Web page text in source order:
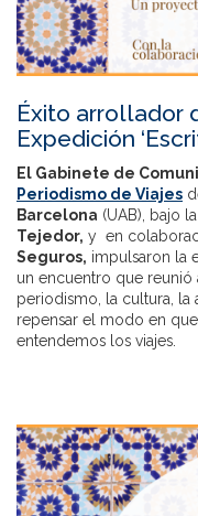
Éxito arrollador
Expedición
El Gabinete de
Periodismo de Viajes
Barcelona (UAB), bajo
Tejedor, y en
Seguros, impulsaron la
un encuentro que
periodismo, la cultura, la
repensar el modo en
entendemos los viajes.